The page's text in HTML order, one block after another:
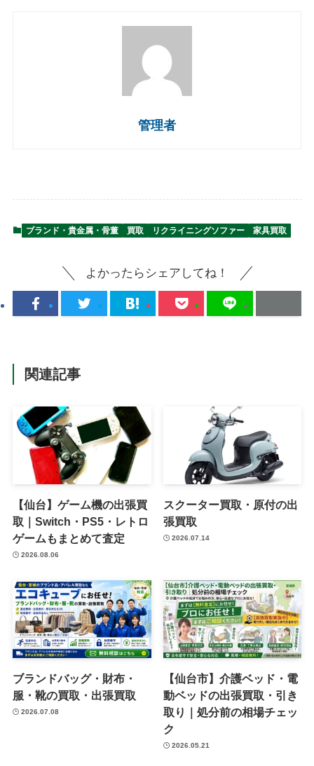
管理者
ブランド・貴金属・骨董 買取 リクライニングソファー 家具買取
よかったらシェアしてね！
関連記事
【仙台】ゲーム機の出張買
取｜Switch・PS5・レトロ
ゲームもまとめて査定
2026.08.06
スクーター買取・原付の出
張買取
2026.07.14
ブランドバッグ・財布・
服・靴の買取・出張買取
2026.07.08
【仙台市】介護ベッド・電
動ベッドの出張買取・引き
取り｜処分前の相場チェッ
ク
2026.05.21